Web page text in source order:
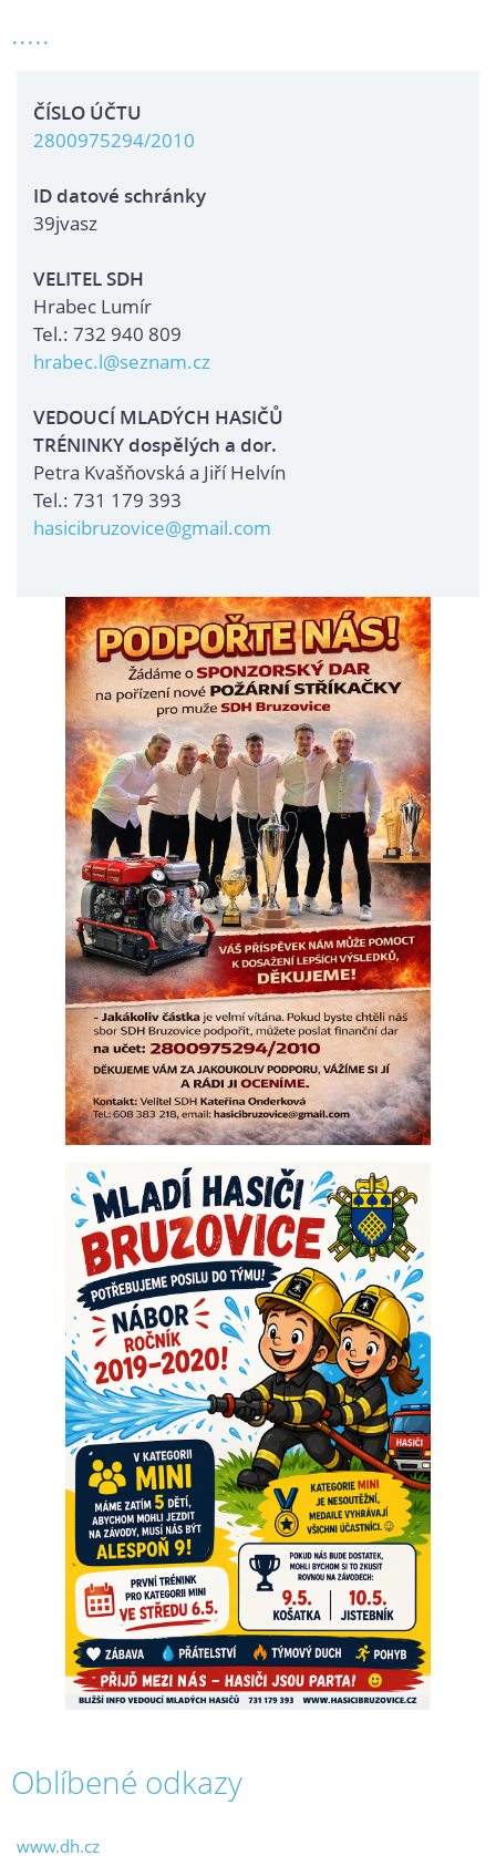
.....
ČÍSLO ÚČTU
2800975294/2010
ID datové schránky
39jvasz
VELITEL SDH
Hrabec Lumír
Tel.: 732 940 809
hrabec.l@seznam.cz
VEDOUCÍ MLADÝCH HASIČŮ
TRÉNINKY dospělých a dor.
Petra Kvašňovská a Jiří Helvín
Tel.: 731 179 393
hasicibruzovice@gmail.com
Oblíbené odkazy
www.dh.cz